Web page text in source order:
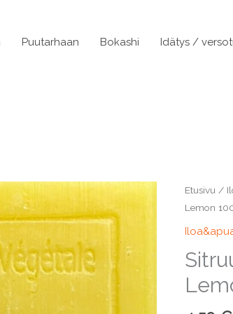
Puutarhaan Bokashi Idätys /
Etusivu /
Lemon